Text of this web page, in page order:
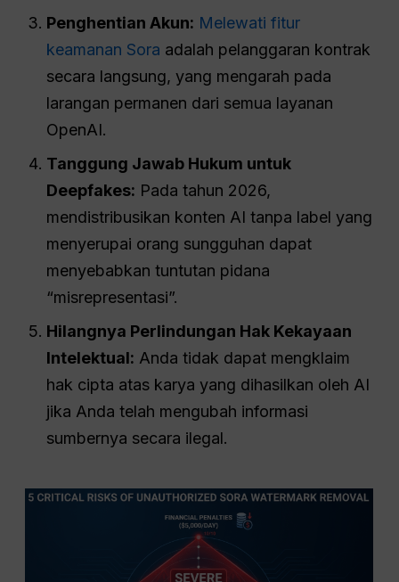
Penghentian Akun: Melewati fitur
keamanan Sora adalah pelanggaran kontrak
secara langsung, yang mengarah pada
larangan permanen dari semua layanan
OpenAI.
Tanggung Jawab Hukum untuk
Deepfakes: Pada tahun 2026,
mendistribusikan konten AI tanpa label yang
menyerupai orang sungguhan dapat
menyebabkan tuntutan pidana
“misrepresentasi”.
Hilangnya Perlindungan Hak Kekayaan
Intelektual: Anda tidak dapat mengklaim
hak cipta atas karya yang dihasilkan oleh AI
jika Anda telah mengubah informasi
sumbernya secara ilegal.